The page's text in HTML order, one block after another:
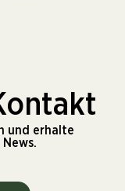
und erhalte